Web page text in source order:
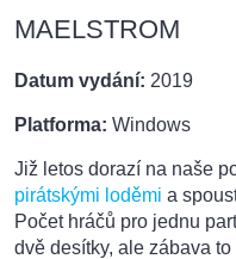
MAELSTROM
Datum vydání: 2019
Platforma: Windows
Již letos dorazí na naše
pirátskými loděmi a
Počet hráčů pro jednu
dvě desítky, ale zábava